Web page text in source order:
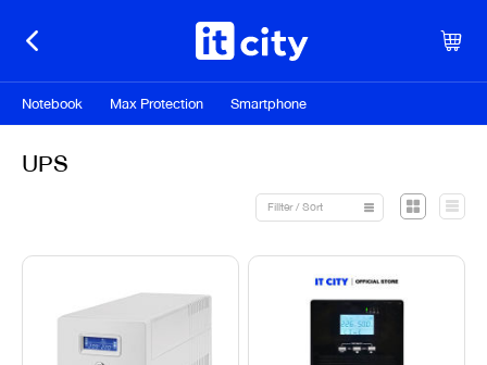
Notebook Max Protection Smartphone
UPS
Fillter / Sort